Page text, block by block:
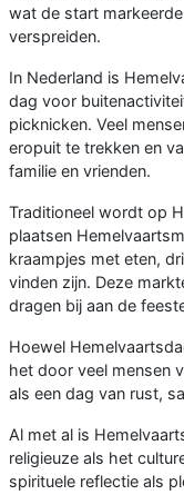
wat de start
verspreiden.
In Nederland is
dag voor
picknicken. Veel
eropuit te trekken en
familie en vrienden.
Traditioneel wordt op
plaatsen
kraampjes met eten,
vinden zijn. Deze
dragen bij aan de
Hoewel
het door veel mensen
als een dag van rust,
Al met al is
religieuze als het
spirituele reflectie als